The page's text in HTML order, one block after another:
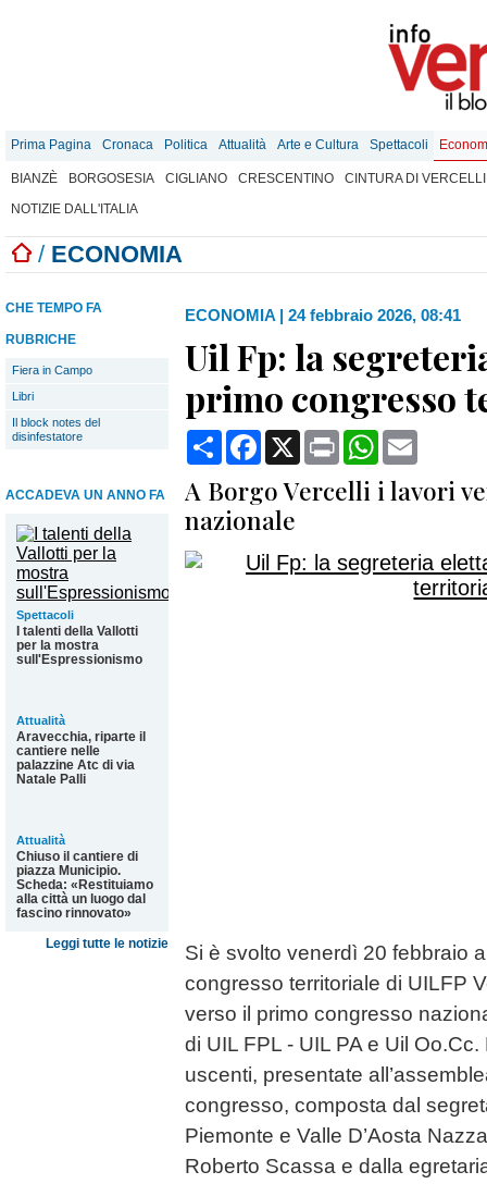
Prima Pagina Cronaca Politica Attualità Arte e Cultura Spettacoli
BIANZÈ BORGOSESIA CIGLIANO CRESCENTINO
CINTURA DI VERCELLI
NOTIZIE DALL'ITALIA
/ ECONOMIA
CHE TEMPO FA
RUBRICHE
Fiera in Campo
Libri
Il block notes del
disinfestatore
ACCADEVA UN ANNO FA
Spettacoli
I talenti della Vallotti
per la mostra
sull'Espressionismo
Attualità
Aravecchia, riparte il
cantiere nelle
palazzine Atc di via
Natale Palli
Attualità
Chiuso il cantiere di
piazza Municipio.
Scheda: «Restituiamo
alla città un luogo dal
fascino rinnovato»
Leggi tutte le notizie
ECONOMIA | 24 febbraio 2026, 08:41
Uil Fp: la
primo congresso
CondividiFacebook
X Print WhatsApp
A Borgo Vercelli i lavori
nazionale
Si è svolto venerdì 20 febbraio
congresso territoriale di UILFP
verso il primo congresso
di UIL FPL - UIL PA e Uil
uscenti, presentate
congresso, composta dal
Piemonte e Valle D’Aosta
Roberto Scassa e dalla